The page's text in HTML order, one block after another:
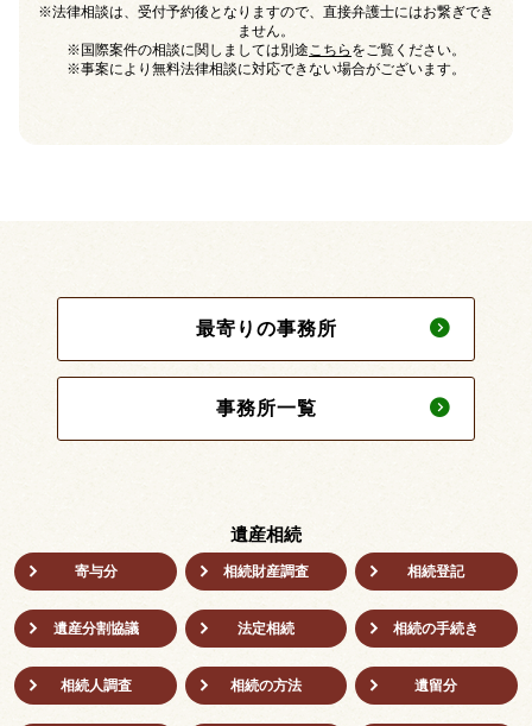
※法律相談は、受付予約後となりますので、直接弁護士にはお繋ぎでき
ません。
※国際案件の相談に関しましては別途こちら をご覧ください。
※事案により無料法律相談に対応できない場合がございます。
最寄りの事務所
事務所一覧
遺産相続
寄与分 相続財産調査 相続登記
遺産分割協議 法定相続 相続の⼿続き
相続人調査 相続の方法 遺留分